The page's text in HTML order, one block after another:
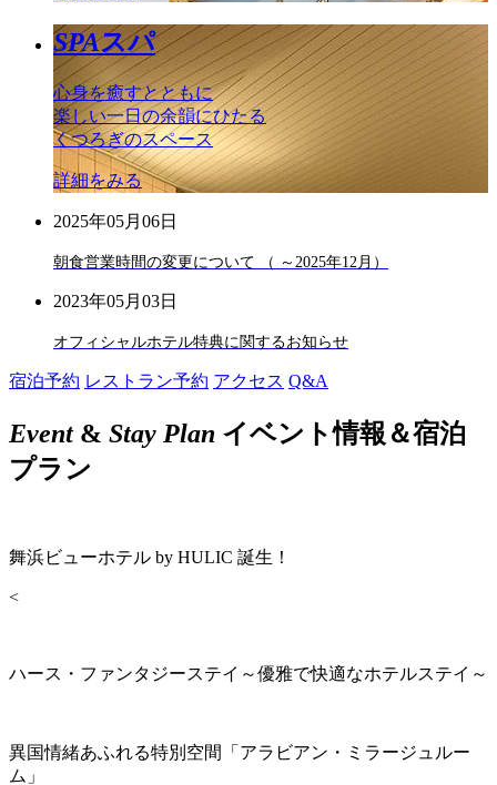
SPAスパ
心身を癒すとともに
楽しい一日の余韻にひたる
くつろぎのスペース
詳細をみる
2025年05月06日
朝食営業時間の変更について （ ～2025年12月）
2023年05月03日
オフィシャルホテル特典に関するお知らせ
宿泊予約 レストラン予約 アクセス Q&A
Event& Stay Plan イベント情報＆宿泊
プラン
舞浜ビューホテル by HULIC 誕生！
<
ハース・ファンタジーステイ～優雅で快適なホテルステイ～
異国情緒あふれる特別空間「アラビアン・ミラージュルー
ム」